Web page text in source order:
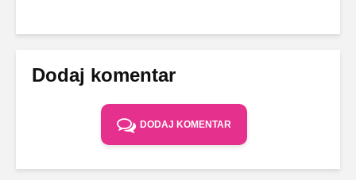
Dodaj komentar
DODAJ KOMENTAR